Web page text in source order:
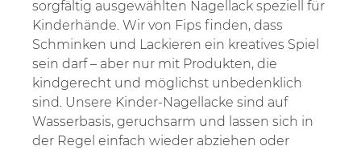
sorgfältig ausgewählten Nagellack speziell für
Kinderhände. Wir von Fips finden, dass
Schminken und Lackieren ein kreatives Spiel
sein darf – aber nur mit Produkten, die
kindgerecht und möglichst unbedenklich
sind. Unsere Kinder-Nagellacke sind auf
Wasserbasis, geruchsarm und lassen sich in
der Regel einfach wieder abziehen oder